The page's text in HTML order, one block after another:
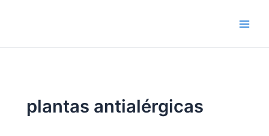
plantas antialérgicas